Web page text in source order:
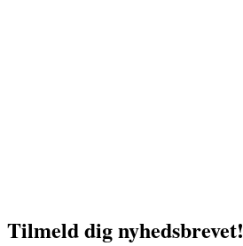
Tilmeld dig nyhedsbrevet!